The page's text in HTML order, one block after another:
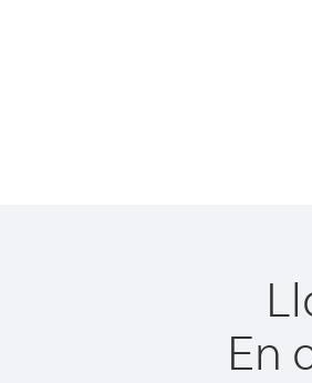
En